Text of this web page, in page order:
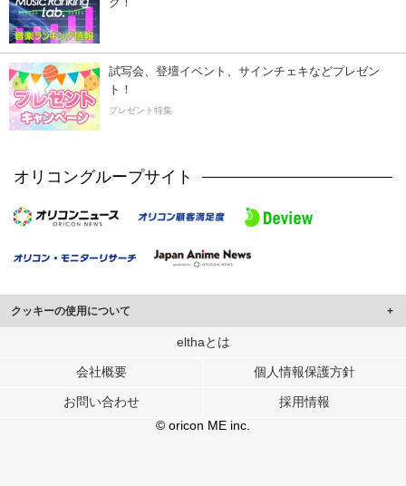
試写会、登壇イベント、サインチェキなどプレゼン
ト！
プレゼント特集
オリコングループサイト
クッキーの使用について
このサイトでは Cookie を使用して、ユーザーに合わせたコンテンツや広告の
行っています。
メディアや広告配信、データ解析の各パートナーに提供しています。
各パートナーは、この情報とユーザーが各パートナーに提供した他の情報や、
ユーザーが各パートナーのサービスを使用したときに収集した他の情報を組み
elthaとは
会社概要 個人情報保護方針
お問い合わせ
採用情報
© oricon ME inc.